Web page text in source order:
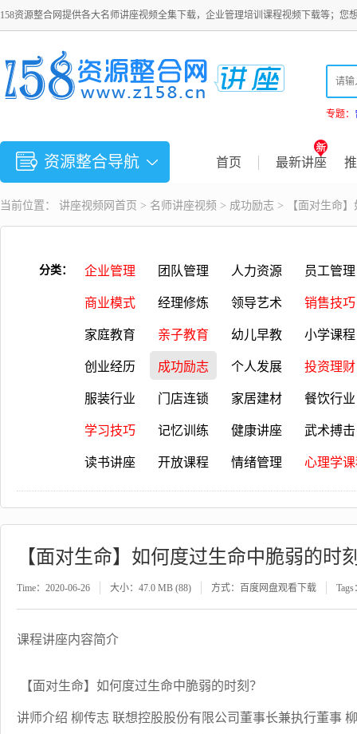
158资源整合网提供各大名师讲座视频全集下载，企业管理培训课程视频下载等；您
专题：
资源整合导航 首页 最新讲座
当前位置： 讲座视频 网首页 > 名师讲座视频 > 成功励志 > 【面对生命
分类： 企业管理 团队管理 人力资源 员工管理
商业模式 经理修炼 领导艺术 销售技巧
家庭教育 亲子教育 幼儿早教 小学课程
创业经历 成功励志 个人发展 投资理财
服装行业 门店连锁 家居建材 餐饮行业
学习技巧 记忆训练 健康讲座 武术搏击
读书讲座 开放课程 情绪管理 心理学
【面对生命】如何度过生命中脆弱的时
Time：2020-06-26 大小：47.0 MB (88) 方式：百度网盘观看下载 Tags
课程讲座内容简介
【面对生命】如何度过生命中脆弱的时刻？
讲师介绍 柳传志 联想控股股份有限公司董事长兼执行董事